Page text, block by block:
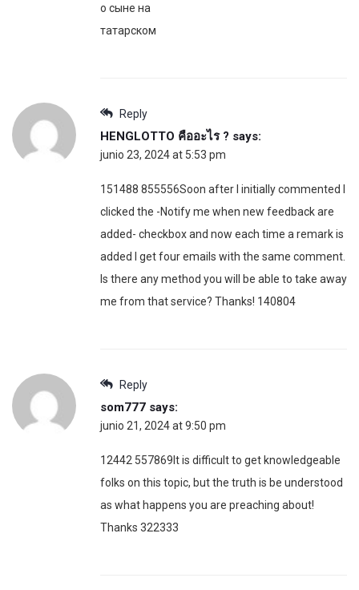
о сыне на
татарском
Reply
HENGLOTTO คืออะไร ? says:
junio 23, 2024 at 5:53 pm
151488 855556Soon after I initially commented I
clicked the -Notify me when new feedback are
added- checkbox and now each time a remark is
added I get four emails with the same comment.
Is there any method you will be able to take away
me from that service? Thanks! 140804
Reply
som777 says:
junio 21, 2024 at 9:50 pm
12442 557869It is difficult to get knowledgeable
folks on this topic, but the truth is be understood
as what happens you are preaching about!
Thanks 322333